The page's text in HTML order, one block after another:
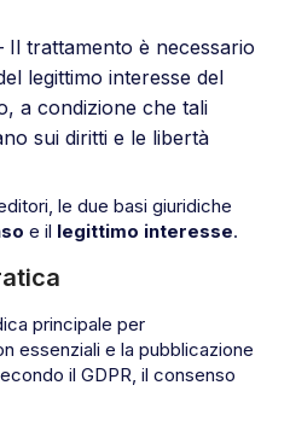
Il trattamento è necessario
legittimo interesse del
a condizione che tali
sui diritti e le libertà
le due basi giuridiche
e il legittimo interesse.
principale per
essenziali e la pubblicazione
il GDPR, il consenso